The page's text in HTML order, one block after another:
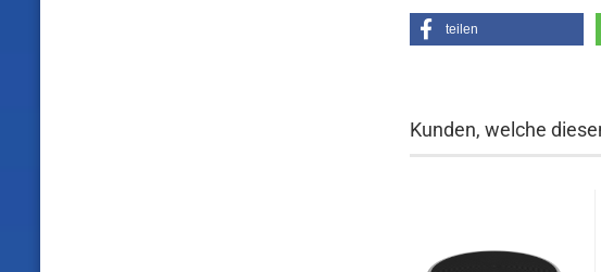
teilen
Kunden, welche